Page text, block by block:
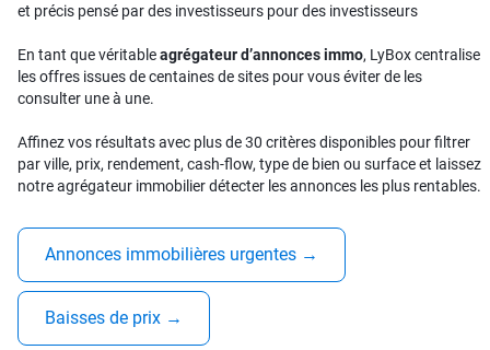
et précis pensé par des investisseurs pour des investisseurs
En tant que véritableagrégateur d’annonces immo, LyBox centralise
les offres issues de centaines de sites pour vous éviter de les
consulter une à une.
Affinez vos résultats avec plus de 30 critères disponibles pour filtrer
par ville, prix, rendement, cash-flow, type de bien ou surface et laissez
notre agrégateur immobilier détecter les annonces les plus rentables.
Annonces immobilières urgentes →
Baisses de prix →